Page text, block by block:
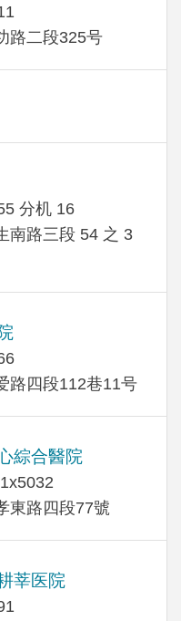
路二段325号
分机 16
南路三段 54 之 3
路四段112巷11号
綜合醫院
東路四段77號
莘医院